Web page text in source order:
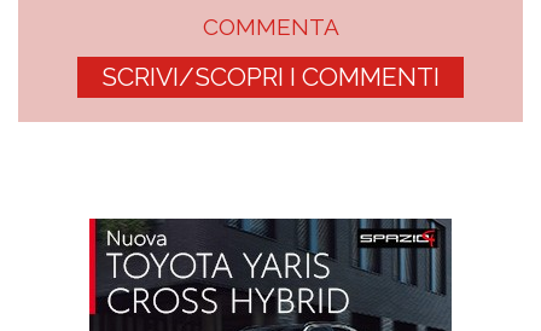
COMMENTA
SCRIVI/SCOPRI I COMMENTI